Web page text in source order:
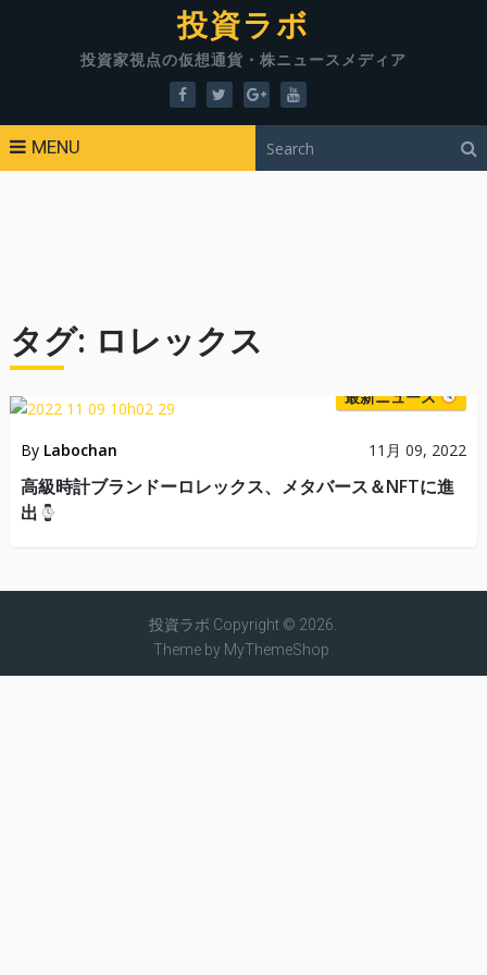
投資ラボ
投資家視点の仮想通貨・株ニュースメディア
MENU
タグ: ロレックス
最新ニュース
By Labochan 11月 09, 2022
高級時計ブランドーロレックス、メタバース＆NFTに進
出
投資ラボ Copyright © 2026.
Theme by MyThemeShop